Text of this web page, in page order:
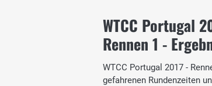
WTCC Portugal
Rennen 1 -
WTCC Portugal 2017 -
gefahrenen Rundenzeiten